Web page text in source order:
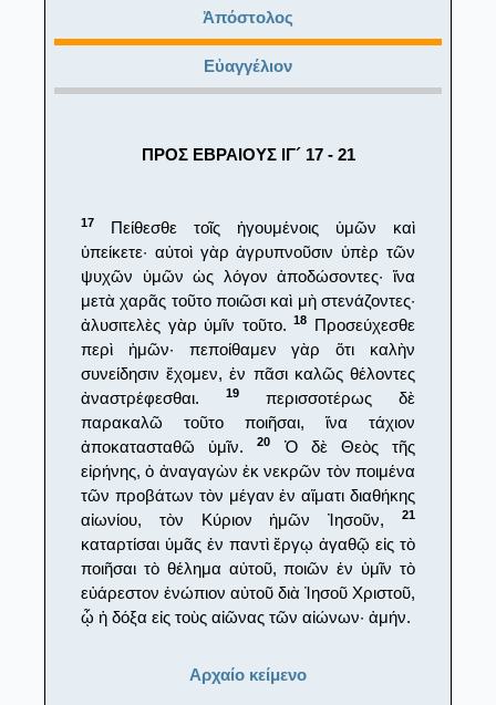
Ἀπόστολος
Εὐαγγέλιον
ΠΡΟΣ ΕΒΡΑΙΟΥΣ ΙΓ´ 17 - 21
17
Πείθεσθε τοῖς ἡγουμένοις ὑμῶν καὶ
ὑπείκετε· αὐτοὶ γὰρ ἀγρυπνοῦσιν ὑπὲρ τῶν
ψυχῶν ὑμῶν ὡς λόγον ἀποδώσοντες· ἵνα
μετὰ χαρᾶς τοῦτο ποιῶσι καὶ μὴ στενάζοντες·
ἀλυσιτελὲς γὰρ ὑμῖν τοῦτο.18
Προσεύχεσθε
περὶ ἡμῶν· πεποίθαμεν γὰρ ὅτι καλὴν
συνείδησιν ἔχομεν, ἐν πᾶσι καλῶς θέλοντες
ἀναστρέφεσθαι.
19
περισσοτέρως δὲ
παρακαλῶ τοῦτο ποιῆσαι, ἵνα τάχιον
ἀποκατασταθῶ ὑμῖν.20
Ὁ δὲ Θεὸς τῆς
εἰρήνης, ὁ ἀναγαγὼν ἐκ νεκρῶν τὸν ποιμένα
τῶν προβάτων τὸν μέγαν ἐν αἵματι διαθήκης
αἰωνίου, τὸν Κύριον ἡμῶν Ἰησοῦν,
21
καταρτίσαι ὑμᾶς ἐν παντὶ ἔργῳ ἀγαθῷ εἰς τὸ
ποιῆσαι τὸ θέλημα αὐτοῦ, ποιῶν ἐν ὑμῖν τὸ
εὐάρεστον ἐνώπιον αὐτοῦ διὰ Ἰησοῦ Χριστοῦ,
ᾧ ἡ δόξα εἰς τοὺς αἰῶνας τῶν αἰώνων· ἀμήν.
Αρχαίο κείμενο